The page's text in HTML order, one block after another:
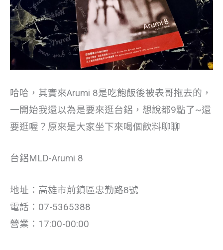
哈哈，其實來Arumi 8是吃飽飯後被表哥拖去的，
一開始我還以為是要來逛台鋁，想說都9點了~還
要逛喔？原來是大家坐下來喝個飲料聊聊
台鋁MLD-Arumi 8
地址：高雄市前鎮區忠勤路8號
電話：07-5365388
營業：17:00-00:00